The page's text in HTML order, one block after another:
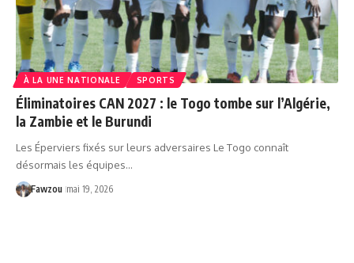
À LA UNE NATIONALE SPORTS
Éliminatoires CAN 2027 : le Togo tombe sur l’Algérie,
la Zambie et le Burundi
Les Éperviers fixés sur leurs adversaires Le Togo connaît
désormais les équipes…
Fawzou mai 19, 2026